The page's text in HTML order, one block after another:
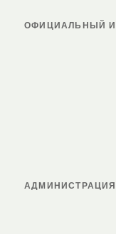
ОФИЦИАЛЬНЫЙ